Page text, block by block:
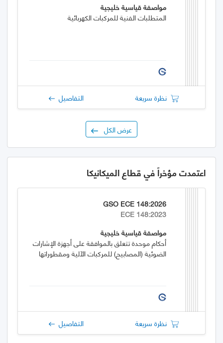
مواصفة قياسية خليجية
المتطلبات الفنية للمركبات الكهربائية
نظرة سريعة التفاصيل
عرض الكل
اعتمدت مؤخراً في قطاع الميكانيكا
GSO ECE 148:2026
ECE 148:2023
مواصفة قياسية خليجية
أحكام موحدة تتعلق بالموافقة على أجهزة الإشارات
الضوئية (المصابيح) للمركبات الآلية ومقطوراتها
نظرة سريعة التفاصيل